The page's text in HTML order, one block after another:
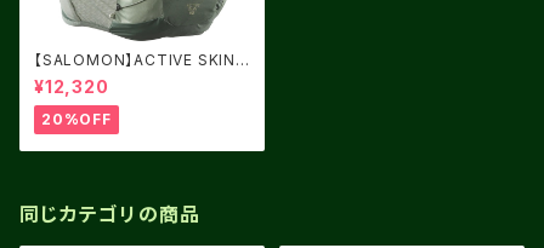
【SALOMON】ACTIVE SKIN 1
2 Laurel Wreath / Lily Pad /
ALOE WASH
¥12,320
20%OFF
同じカテゴリの商品